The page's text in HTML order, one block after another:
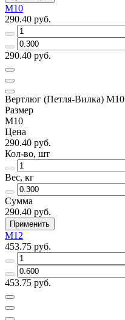
М10
290.40 руб.
290.40 руб.
Вертлюг (Петля-Вилка) M10
Размер
М10
Цена
290.40 руб.
Кол-во, шт
Вес, кг
Сумма
290.40 руб.
Применить
М12
453.75 руб.
453.75 руб.